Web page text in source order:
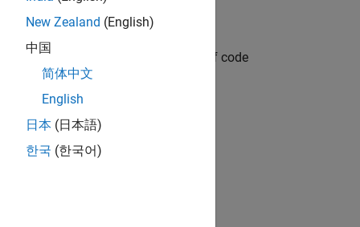
limit of
is large enough. If code
instead.
New Zealand (English)
中国
简体中文
English
日本 (日本語)
한국 (한국어)